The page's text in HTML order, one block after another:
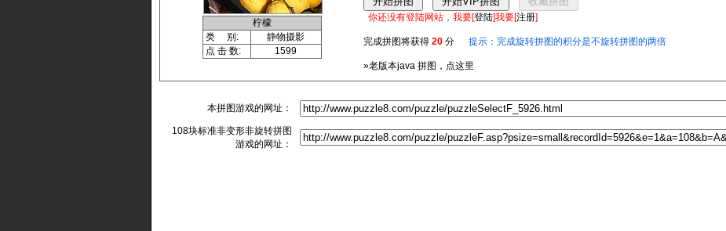
柠檬
类 别:
静物摄影
点 击 数:
1599
你还没有登陆网站，我要[登陆]我要[注册]
完成拼图将获得 20 分 提示：完成旋转拼图的积分是不旋转拼图的两倍
»老版本java 拼图，点这里
本拼图游戏的网址：
108块标准非变形非旋转拼图
游戏的网址：